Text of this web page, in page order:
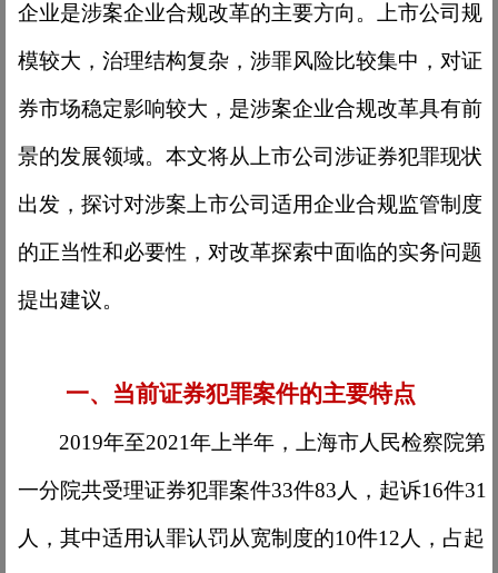
企业是涉案企业合规改革的主要方向。上市公司规
模较大，治理结构复杂，涉罪风险比较集中，对证
券市场稳定影响较大，是涉案企业合规改革具有前
景的发展领域。本文将从上市公司涉证券犯罪现状
出发，探讨对涉案上市公司适用企业合规监管制度
的正当性和必要性，对改革探索中面临的实务问题
提出建议。
一、当前证券犯罪案件的主要特点
2019年至2021年上半年，上海市人民检察院第
一分院共受理证券犯罪案件33件83人，起诉16件31
人，其中适用认罪认罚从宽制度的10件12人，占起